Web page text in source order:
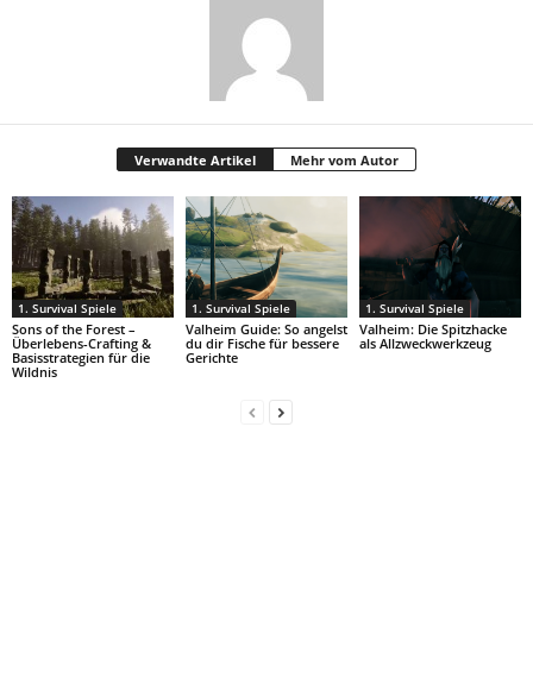
Verwandte Artikel Mehr vom Autor
1. Survival Spiele
Sons of the Forest –
Überlebens-Crafting &
Basisstrategien für die
Wildnis
1. Survival Spiele
Valheim Guide: So angelst
du dir Fische für bessere
Gerichte
1. Survival Spiele
Valheim: Die Spitzhacke
als Allzweckwerkzeug